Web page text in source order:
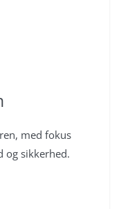
med fokus
og sikkerhed.